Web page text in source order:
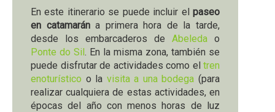
En este itinerario se puede incluir el paseo
en catamarána primera hora de la tarde,
desde los embarcaderos de Abeleda o
Ponte do Sil. En la misma zona, también se
puede disfrutar de actividades como el tren
enoturístico o la visita a una bodega (para
realizar cualquiera de estas actividades, en
épocas del año con menos horas de luz